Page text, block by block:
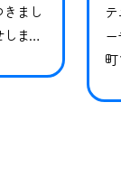
まし
ま
みな
トレ
っ